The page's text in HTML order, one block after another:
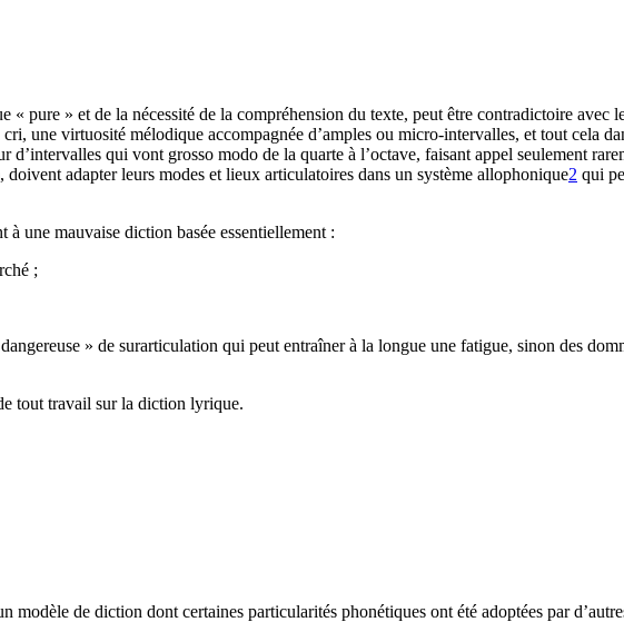
pure » et de la nécessité de la compréhension du texte, peut être contradictoire avec
une virtuosité mélodique accompagnée d’amples ou micro-intervalles, et tout cela
d’intervalles qui vont grosso modo de la quarte à l’octave, faisant appel seulement
adapter leurs modes et lieux articulatoires dans un système allophonique2 qui
une mauvaise diction basée essentiellement :
;
» de surarticulation qui peut entraîner à la longue une fatigue, sinon des
tout travail sur la diction lyrique.
de diction dont certaines particularités phonétiques ont été adoptées par